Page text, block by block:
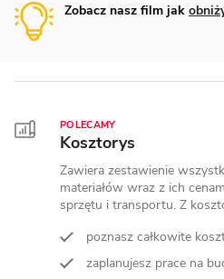
Zobacz nasz film jak
POLECAMY
Kosztorys
Zawiera zestawienie
materiałów wraz z ich
sprzętu i transportu. Z
poznasz całkowite
zaplanujesz prace na